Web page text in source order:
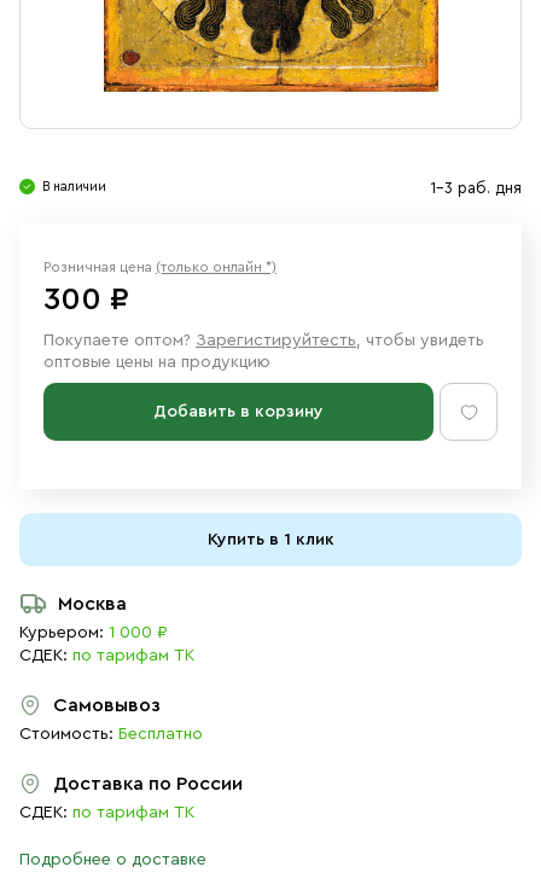
Ювелирные изделия
В наличии 1-3 раб. дня
Розничная цена (только онлайн *)
300 ₽
Покупаете оптом? Зарегистируйтесть, чтобы увидеть
оптовые цены на продукцию
Добавить в корзину
Купить в 1 клик
Москва
Курьером: 1 000 ₽
СДЕК: по тарифам ТК
Самовывоз
Стоимость: Бесплатно
Доставка по России
СДЕК: по тарифам ТК
Подробнее о доставке